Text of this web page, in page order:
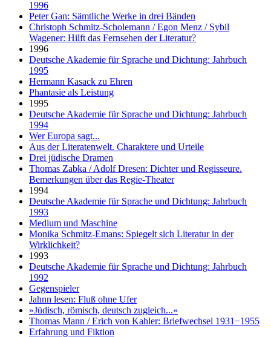
1996
Peter Gan: Sämtliche Werke in drei Bänden
Christoph Schmitz-Scholemann / Egon Menz / Sybil
Wagener: Hilft das Fernsehen der Literatur?
1996
Deutsche Akademie für Sprache und Dichtung: Jahrbuch
1995
Hermann Kasack zu Ehren
Phantasie als Leistung
1995
Deutsche Akademie für Sprache und Dichtung: Jahrbuch
1994
Wer Europa sagt...
Aus der Literatenwelt. Charaktere und Urteile
Drei jüdische Dramen
Thomas Zabka / Adolf Dresen: Dichter und Regisseure.
Bemerkungen über das Regie-Theater
1994
Deutsche Akademie für Sprache und Dichtung: Jahrbuch
1993
Medium und Maschine
Monika Schmitz-Emans: Spiegelt sich Literatur in der
Wirklichkeit?
1993
Deutsche Akademie für Sprache und Dichtung: Jahrbuch
1992
Gegenspieler
Jahnn lesen: Fluß ohne Ufer
»Jüdisch, römisch, deutsch zugleich...«
Thomas Mann / Erich von Kahler: Briefwechsel 1931−1955
Erfahrung und Fiktion